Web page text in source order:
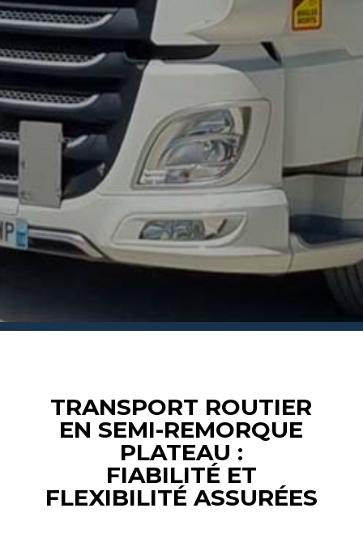
TRANSPORT ROUTIER
EN SEMI-REMORQUE
PLATEAU :
FIABILITÉ ET
FLEXIBILITÉ ASSURÉES